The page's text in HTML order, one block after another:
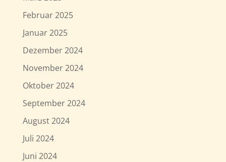
Februar 2025
Januar 2025
Dezember 2024
November 2024
Oktober 2024
September 2024
August 2024
Juli 2024
Juni 2024